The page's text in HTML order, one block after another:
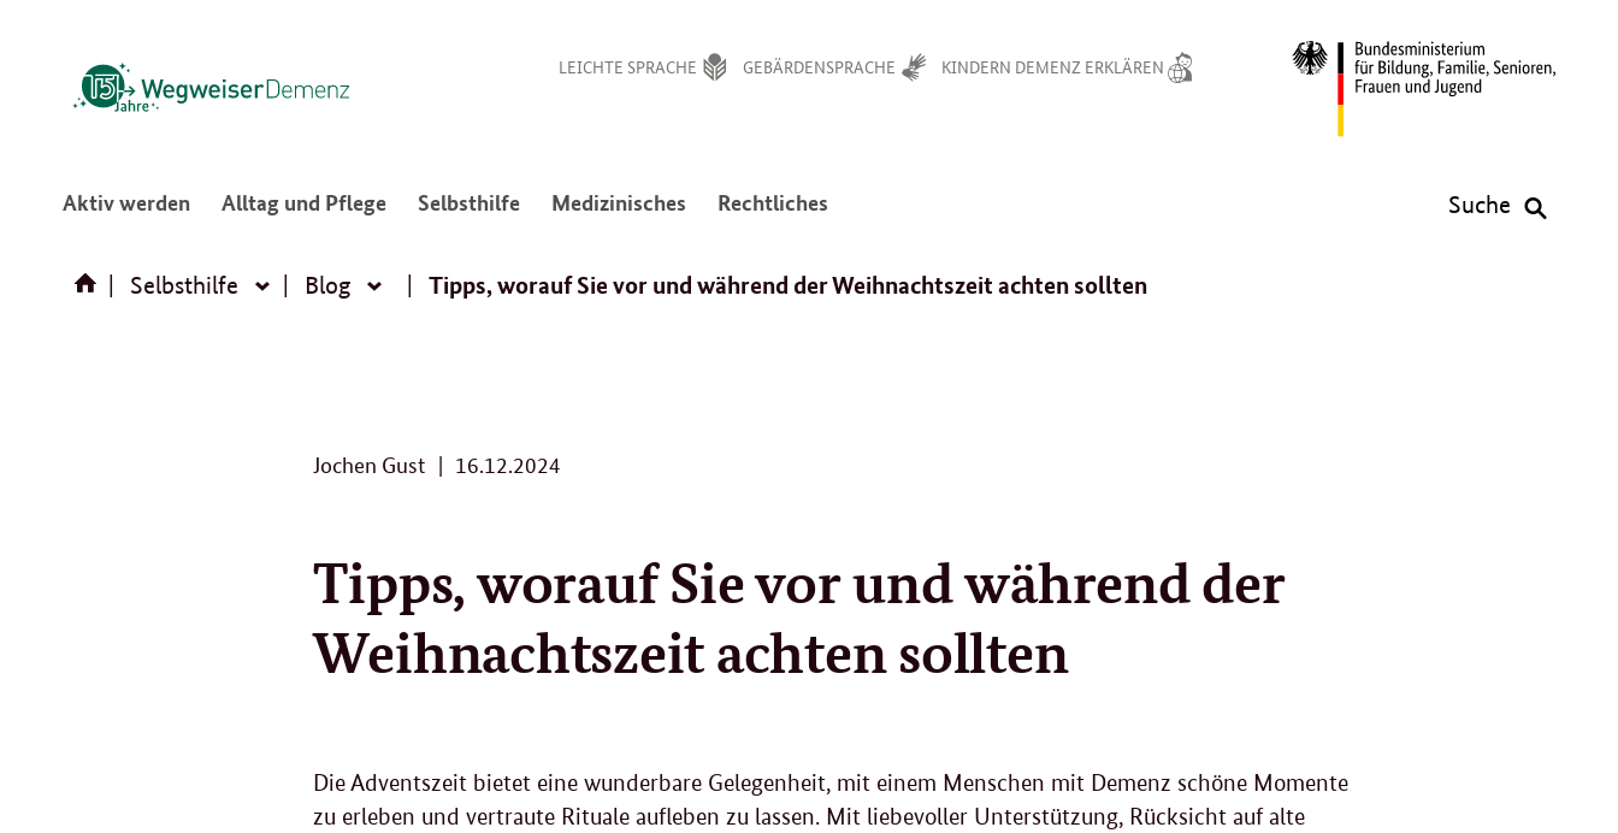
LEICHTE SPRACHE GEBÄRDENSPRACHE KINDERN DEMENZ ERKLÄREN
Aktiv werden:
öffnen/schließen
Alltag und Pflege:
öffnen/schließen
Selbsthilfe:
öffnen/schließen
Medizinisches
öffnen/schließen
Rechtliches
öffnen/schließen
Suche
Selbsthilfe Selbsthilfe
Blog BlogTipps, worauf Sie vor und während der Weihnachtszeit achten sollten
Jochen Gust 16.12.2024
.
2
2
4
Tipps, worauf Sie vor und während der
Weihnachtszeit achten sollten
Die Adventszeit bietet eine wunderbare Gelegenheit, mit einem Menschen mit Demenz schöne Momente
zu erleben und vertraute Rituale aufleben zu lassen. Mit liebevoller Unterstützung, Rücksicht auf alte